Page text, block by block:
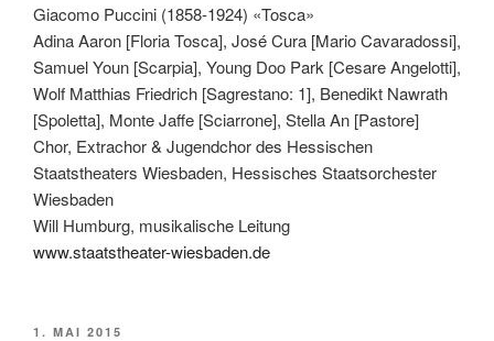
Giacomo Puccini (1858-1924) «Tosca»
Adina Aaron [Floria Tosca], José Cura [Mario Cavaradossi],
Samuel Youn [Scarpia], Young Doo Park [Cesare Angelotti],
Wolf Matthias Friedrich [Sagrestano: 1], Benedikt Nawrath
[Spoletta], Monte Jaffe [Sciarrone], Stella An [Pastore]
Chor, Extrachor & Jugendchor des Hessischen
Staatstheaters Wiesbaden, Hessisches Staatsorchester
Wiesbaden
Will Humburg, musikalische Leitung
www.staatstheater-wiesbaden.de
VERÖFFENTLICHT
1. MAI 2015